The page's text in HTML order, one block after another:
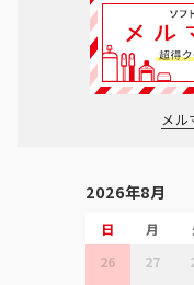
メル
2026年8月
日 月
26
27